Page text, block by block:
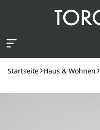
Startseite Haus & Wohnen